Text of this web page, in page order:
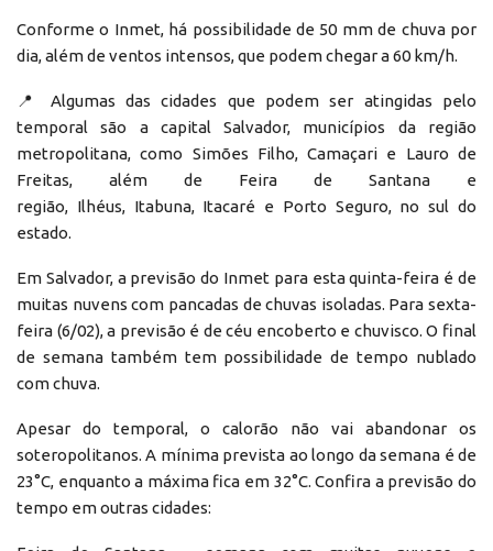
Conforme o Inmet, há possibilidade de 50 mm de chuva por
dia, além de ventos intensos, que podem chegar a 60 km/h.
📍 Algumas das cidades que podem ser atingidas pelo
temporal são a capital Salvador, municípios da região
metropolitana, como Simões Filho, Camaçari e Lauro de
Freitas, além de Feira de Santana e
região, Ilhéus, Itabuna, Itacaré e Porto Seguro, no sul do
estado.
Em Salvador, a previsão do Inmet para esta quinta-feira é de
muitas nuvens com pancadas de chuvas isoladas. Para sexta-
feira (6/02), a previsão é de céu encoberto e chuvisco. O final
de semana também tem possibilidade de tempo nublado
com chuva.
Apesar do temporal, o calorão não vai abandonar os
soteropolitanos. A mínima prevista ao longo da semana é de
23°C, enquanto a máxima fica em 32°C. Confira a previsão do
tempo em outras cidades: